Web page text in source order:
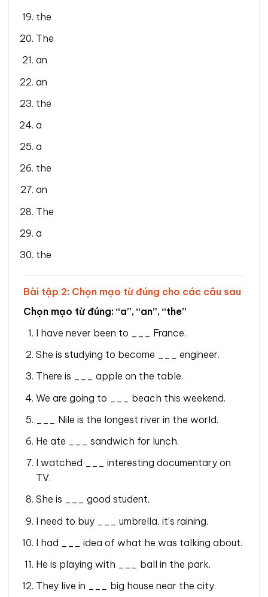
the
The
an
an
the
a
a
the
an
The
a
the
Bài tập 2: Chọn mạo từ đúng cho các câu sau
Chọn mạo từ đúng: “a”, “an”, “the”
I have never been to ___ France.
She is studying to become ___ engineer.
There is ___ apple on the table.
We are going to ___ beach this weekend.
___ Nile is the longest river in the world.
He ate ___ sandwich for lunch.
I watched ___ interesting documentary on
TV.
She is ___ good student.
I need to buy ___ umbrella, it’s raining.
I had ___ idea of what he was talking about.
He is playing with ___ ball in the park.
They live in ___ big house near the city.